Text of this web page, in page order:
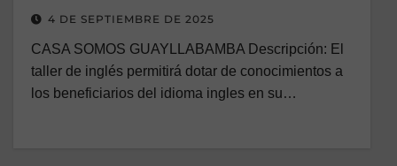
4 DE SEPTIEMBRE DE 2025
CASA SOMOS GUAYLLABAMBA Descripción: El
taller de inglés permitirá dotar de conocimientos a
los beneficiarios del idioma ingles en su…